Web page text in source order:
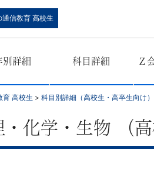
通信教育 高校生
別詳細 科目詳細 Ｚ
育 高校生 > 科目別詳細（高校生・高卒生向け）
・化学・生物 （